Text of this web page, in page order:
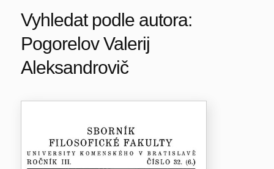
Vyhledat podle autora:
Pogorelov Valerij
Aleksandrovič